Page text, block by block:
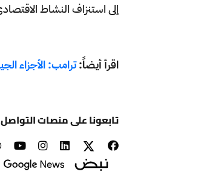
إلى استنزاف النشاط
اقرأ أيضاً:ترامب: الأجزاء
تابعونا على منصات